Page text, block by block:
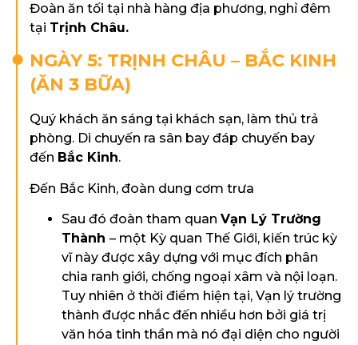
Đoàn ăn tối tại nhà hàng địa phương, nghỉ đêm
tại Trịnh Châu.
NGÀY 5: TRỊNH CHÂU – BẮC KINH
(ĂN 3 BỮA)
Quý khách ăn sáng tại khách sạn, làm thủ trả
phòng. Di chuyến ra sân bay đáp chuyến bay
đến Bắc Kinh.
Đến Bắc Kinh, đoàn dung cơm trưa
Sau đó đoàn tham quan Vạn Lý Trường
Thành – một Kỳ quan Thế Giới, kiến trúc kỳ
vĩ này được xây dựng với mục đích phân
chia ranh giới, chống ngoại xâm và nội loạn.
Tuy nhiên ở thời điểm hiện tại, Vạn lý trường
thành được nhắc đến nhiều hơn bởi giá trị
văn hóa tinh thần mà nó đại diện cho người